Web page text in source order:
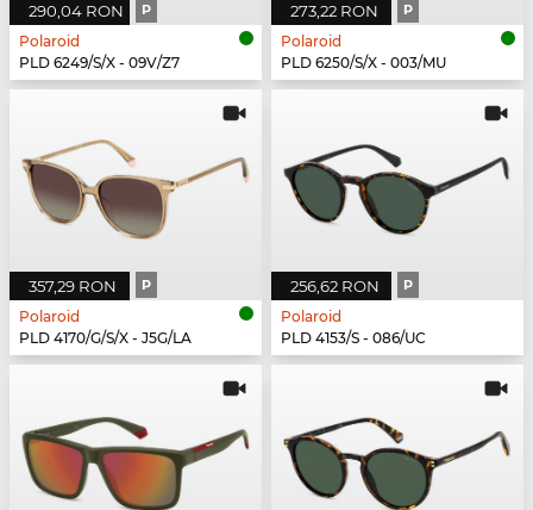
290,04 RON P
Polaroid
PLD 6249/S/X - 09V/Z7
273,22 RON P
Polaroid
PLD 6250/S/X - 003/MU
357,29 RON P
Polaroid
PLD 4170/G/S/X - J5G/LA
256,62 RON P
Polaroid
PLD 4153/S - 086/UC